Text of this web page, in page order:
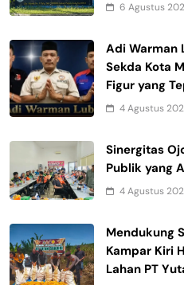
6 Agustus
Adi Warman
Sekda Kota
Figur yang
4 Agustus
Sinergitas
Publik yang
4 Agustus
Mendukung
Kampar Kiri
Lahan PT